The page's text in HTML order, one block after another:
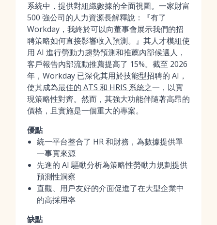
系統中，提供對組織數據的全面視圖。一家財富
500 強公司的人力資源長解釋說：『有了
Workday，我終於可以向董事會展示我們的招
聘策略如何直接影響收入預測。』其人才模組使
用 AI 進行勞動力趨勢預測和推薦內部候選人，
客戶報告內部流動推薦提高了 15%。截至 2026
年，Workday 已深化其用於技能型招聘的 AI，
使其成為最佳的 ATS 和 HRIS 系統之一，以實
現策略性對齊。然而，其強大功能伴隨著高昂的
價格，且實施是一個重大的專案。
優點
統一平台整合了 HR 和財務，為數據提供單
一事實來源
先進的 AI 驅動分析為策略性勞動力規劃提供
預測性洞察
直觀、用戶友好的介面促進了在大型企業中
的高採用率
缺點